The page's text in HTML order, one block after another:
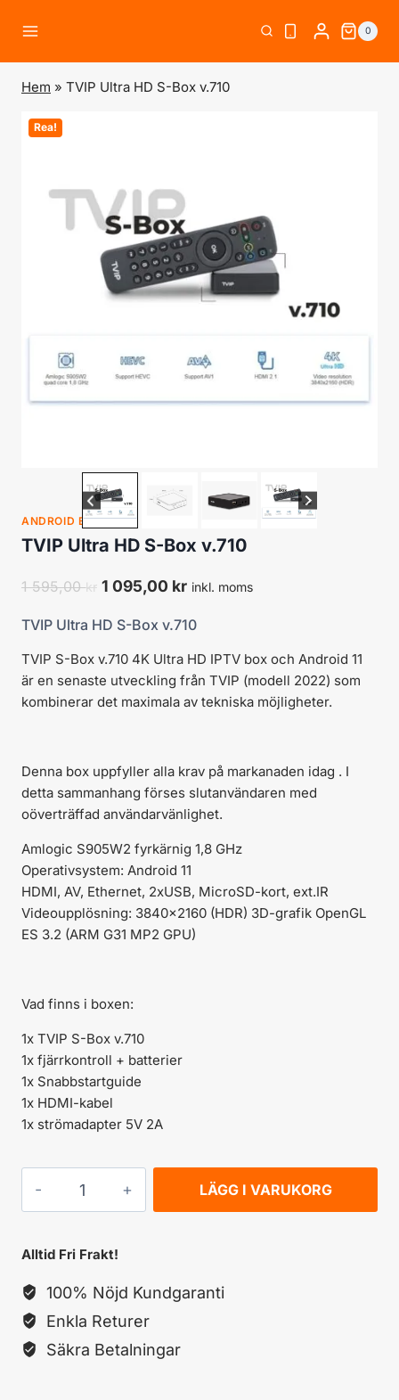
0
Hem » TVIP Ultra HD S-Box v.710
Rea!
ANDROID BOXAR
TVIP Ultra HD S-Box v.710
1 595,00kr Det
priset
var:
1
595,00 kr.
1 095,00 krDet
priset
är:
1
095,00 kr.
inkl. moms
TVIP Ultra HD S-Box v.710
TVIP S-Box v.710 4K Ultra HD IPTV box och Android 11
är en senaste utveckling från TVIP (modell 2022) som
kombinerar det maximala av tekniska möjligheter.
Denna box uppfyller alla krav på markanaden idag . I
detta sammanhang förses slutanvändaren med
oöverträffad användarvänlighet.
Amlogic S905W2 fyrkärnig 1,8 GHz
Operativsystem: Android 11
HDMI, AV, Ethernet, 2xUSB, MicroSD-kort, ext.IR
Videoupplösning: 3840×2160 (HDR) 3D-grafik OpenGL
ES 3.2 (ARM G31 MP2 GPU)
Vad finns i boxen:
1x TVIP S-Box v.710
1x fjärrkontroll + batterier
1x Snabbstartguide
1x HDMI-kabel
1x strömadapter 5V 2A
Ultra
Box
v.710
mängd
LÄGG I VARUKORG
Alltid Fri Frakt!
100% Nöjd Kundgaranti
Enkla Returer
Säkra Betalningar